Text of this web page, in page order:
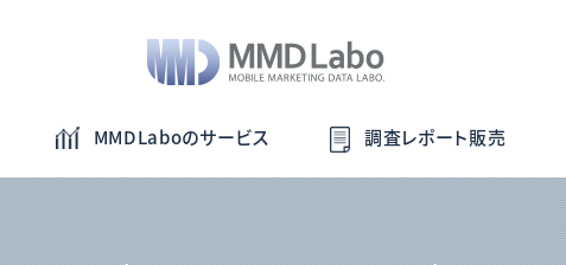
MMDLaboのサービス 調査レポート販売